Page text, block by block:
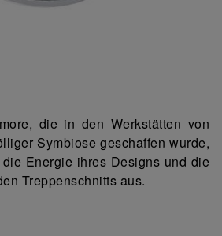
die in den Werkstätten von
Symbiose geschaffen wurde,
Energie ihres Designs und die
Treppenschnitts aus.